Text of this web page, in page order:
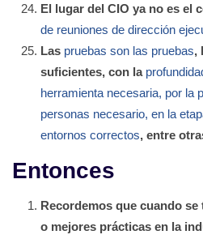
El lugar del CIO ya no es el
de reuniones de dirección
Las pruebas son las pruebas,
suficientes, con la
herramienta necesaria, por la
personas necesario, en la
entornos correctos, entre
Entonces
Recordemos que cuando
o mejores prácticas en la